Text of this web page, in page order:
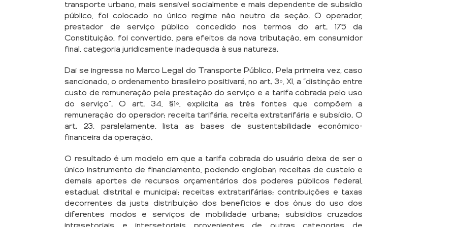
transporte urbano, mais sensível socialmente e mais dependente de subsídio
público, foi colocado no único regime não neutro da seção. O operador,
prestador de serviço público concedido nos termos do art. 175 da
Constituição, foi convertido, para efeitos da nova tributação, em consumidor
final, categoria juridicamente inadequada à sua natureza.
Daí se ingressa no Marco Legal do Transporte Público. Pela primeira vez, caso
sancionado, o ordenamento brasileiro positivará, no art. 3º, XI, a “distinção entre
custo de remuneração pela prestação do serviço e a tarifa cobrada pelo uso
do serviço”. O art. 34, §1º, explicita as três fontes que compõem a
remuneração do operador: receita tarifária, receita extratarifária e subsídio. O
art. 23, paralelamente, lista as bases de sustentabilidade econômico-
financeira da operação.
O resultado é um modelo em que a tarifa cobrada do usuário deixa de ser o
único instrumento de financiamento, podendo englobar: receitas de custeio e
demais aportes de recursos orçamentários dos poderes públicos federal,
estadual, distrital e municipal; receitas extratarifárias; contribuições e taxas
decorrentes da justa distribuição dos benefícios e dos ônus do uso dos
diferentes modos e serviços de mobilidade urbana; subsídios cruzados